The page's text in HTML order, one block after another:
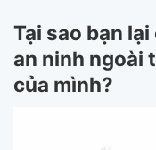
Tại sao bạn
an ninh ngoài
của mình?